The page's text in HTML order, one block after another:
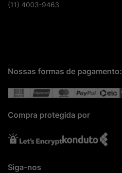
(11) 4003-9463
Nossas formas de pagamento:
Compra protegida por
Siga-nos